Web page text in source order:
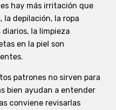
hay más irritación que
depilación, la ropa
la limpieza
en la piel son
patrones no sirven para
bien ayudan a entender
conviene revisarlas